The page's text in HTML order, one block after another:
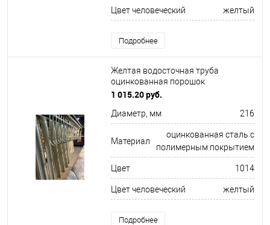
Цвет человеческий желтый
Подробнее
Желтая водосточная труба
оцинкованная порошок
ф216х1250мм RAL 1014
1 015.20 руб.
Диаметр, мм 216
Материал
оцинкованная сталь с
полимерным покрытием
Цвет 1014
Цвет человеческий желтый
Подробнее